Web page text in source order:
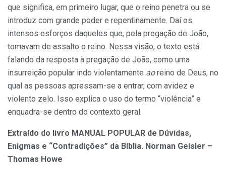
que significa, em primeiro lugar, que o reino penetra ou se
introduz com grande poder e repentinamente. Daí os
intensos esforços daqueles que, pela pregação de João,
tomavam de assalto o reino. Nessa visão, o texto está
falando da resposta à pregação de João, como uma
insurreição popular indo violentamente aoreino de Deus, no
qual as pessoas apressam-se a entrar, com avidez e
violento zelo. Isso explica o uso do termo “violência” e
enquadra-se dentro do contexto geral.
Extraído do livro MANUAL POPULAR de Dúvidas,
Enigmas e “Contradições” da Bíblia. Norman Geisler –
Thomas Howe